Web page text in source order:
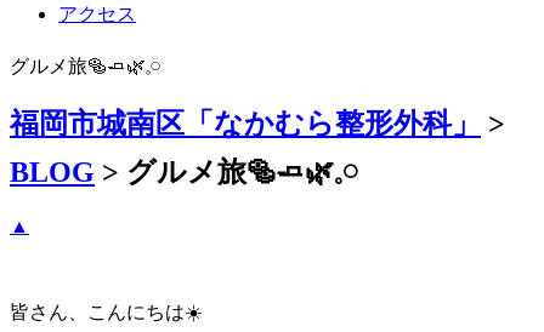
アクセス
グルメ旅🥯🧈🌿𓈒𓏸
福岡市城南区「なかむら整形外科」
>
BLOG > グルメ旅🥯🧈🌿𓈒𓏸
▲
皆さん、こんにちは☀️